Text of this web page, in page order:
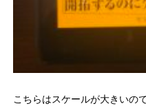
こちらはスケールが大きいの